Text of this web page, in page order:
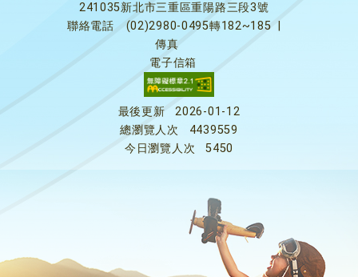
241035新北市三重區重陽路三段3號
聯絡電話
(02)2980-0495轉182~185
傳真
電子信箱
最後更新
2026-01-12
總瀏覽人次
4439559
今日瀏覽人次
5450